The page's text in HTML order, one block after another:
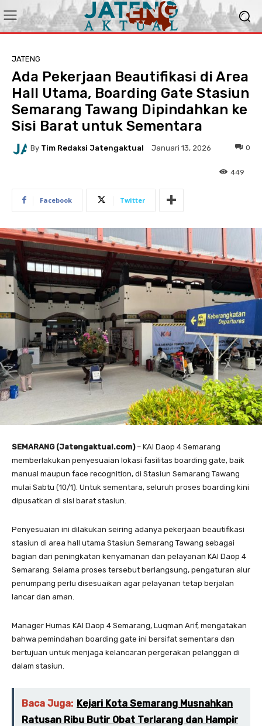
JATENG
Ada Pekerjaan Beautifikasi di Area
Hall Utama, Boarding Gate Stasiun
Semarang Tawang Dipindahkan ke
Sisi Barat untuk Sementara
By Tim Redaksi Jatengaktual Januari 13, 2026 0
449
Facebook Twitter
SEMARANG (Jatengaktual.com)– KAI Daop 4 Semarang
memberlakukan penyesuaian lokasi fasilitas boarding gate, baik
manual maupun face recognition, di Stasiun Semarang Tawang
mulai Sabtu (10/1). Untuk sementara, seluruh proses boarding kini
dipusatkan di sisi barat stasiun.
Penyesuaian ini dilakukan seiring adanya pekerjaan beautifikasi
stasiun di area hall utama Stasiun Semarang Tawang sebagai
bagian dari peningkatan kenyamanan dan pelayanan KAI Daop 4
Semarang. Selama proses tersebut berlangsung, pengaturan alur
penumpang perlu disesuaikan agar pelayanan tetap berjalan
lancar dan aman.
Manager Humas KAI Daop 4 Semarang, Luqman Arif, mengatakan
bahwa pemindahan boarding gate ini bersifat sementara dan
bertujuan untuk menjaga kelancaran pergerakan pelanggan di
dalam stasiun.
Baca Juga: Kejari Kota Semarang Musnahkan
Ratusan Ribu Butir Obat Terlarang dan Hampir